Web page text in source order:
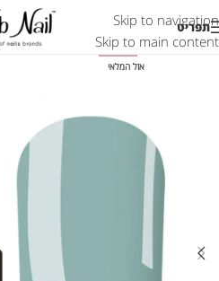
Skip to navigation
Skip to main content
תפריט
-50%
אזל המלאי